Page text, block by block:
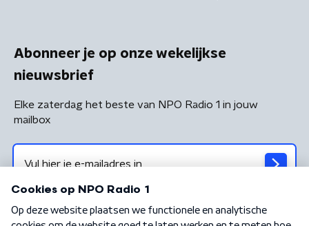
Abonneer je op onze wekelijkse
nieuwsbrief
Elke zaterdag het beste van NPO Radio 1 in jouw
mailbox